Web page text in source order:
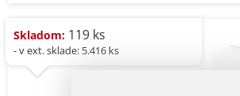
Skladom: 119 ks
- v ext. sklade: 5.416 ks